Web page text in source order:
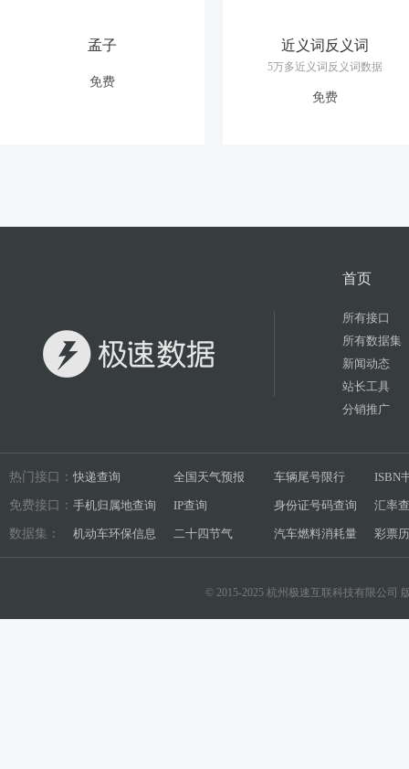
孟子
免费
近义词反义词
5万多近义词反义词数据
免费
首页
所有接口
所有数据集
新闻动态
站长工具
分销推广
热门接口： 快递查询 全国天气预报 车辆尾号限行 ISBN
免费接口： 手机归属地查询 IP查询 身份证号码查询 汇率
数据集： 机动车环保信息 二十四节气 汽车燃料消耗量 彩票
© 2015-2025 杭州极速互联科技有限公司